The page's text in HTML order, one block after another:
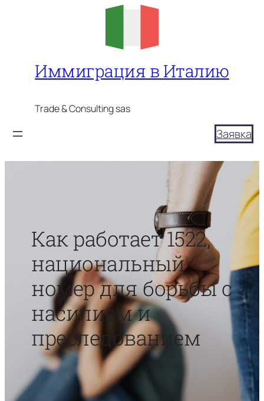
Иммиграция в Италию
Trade & Consulting sas
Заявка
Как работает 1522,
национальный
номер для борьбы с
насилием и
преследованием